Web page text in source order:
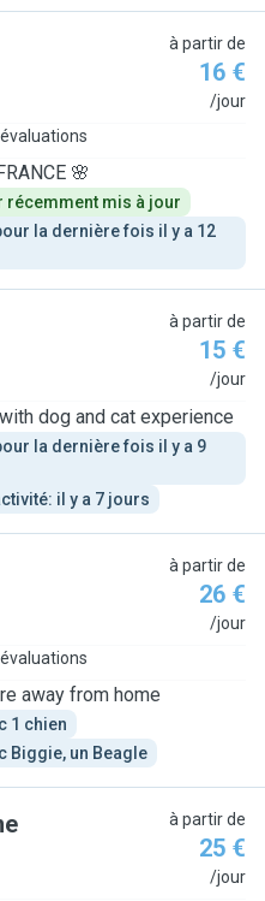
à partir de
16 €
/jour
🌸
récemment mis à jour
la dernière fois il y a 12
à partir de
15 €
/jour
dog and cat experience
la dernière fois il y a 9
il y a 7 jours
à partir de
26 €
/jour
away from home
1 chien
Biggie, un Beagle
à partir de
25 €
/jour